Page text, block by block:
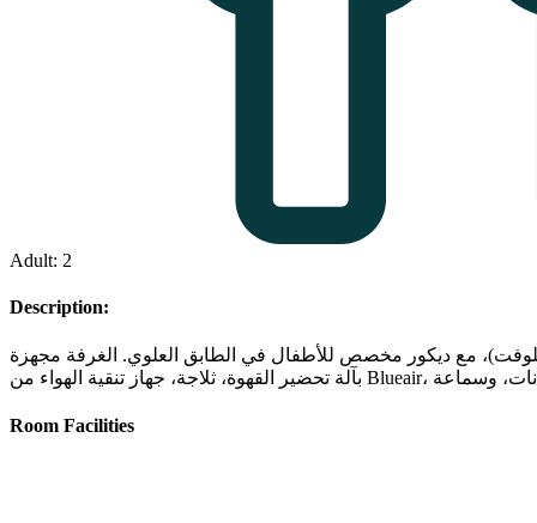
Adult: 2
Description:
العلوي (اللوفت)، مع ديكور مخصص للأطفال في الطابق العلوي. الغرفة مجهزة
Room Facilities